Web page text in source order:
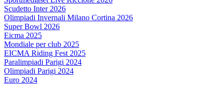
Scudetto Inter 2026
Olimpiadi Invernali Milano Cortina 2026
Super Bowl 2026
Eicma 2025
Mondiale per club 2025
EICMA Riding Fest 2025
Paralimpiadi Parigi 2024
Olimpiadi Parigi 2024
Euro 2024